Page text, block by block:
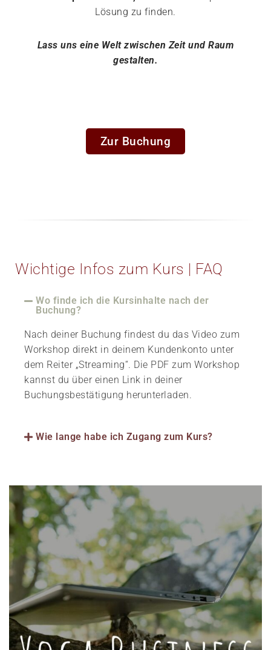
Lösung zu finden.
Lass uns eine Welt zwischen Zeit und Raum
gestalten.
Zur Buchung
Wichtige Infos zum Kurs | FAQ
Wo finde ich die Kursinhalte nach der
Buchung?
Nach deiner Buchung findest du das Video zum
Workshop direkt in deinem Kundenkonto unter
dem Reiter „Streaming“. Die PDF zum Workshop
kannst du über einen Link in deiner
Buchungsbestätigung herunterladen.
Wie lange habe ich Zugang zum Kurs?